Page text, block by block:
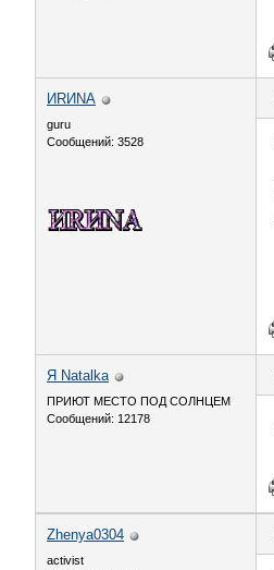
ИRИNА
guru
Сообщений: 3528
Я Natalka
ПРИЮТ МЕСТО ПОД СОЛНЦЕМ
Сообщений: 12178
Zhenya0304
activist